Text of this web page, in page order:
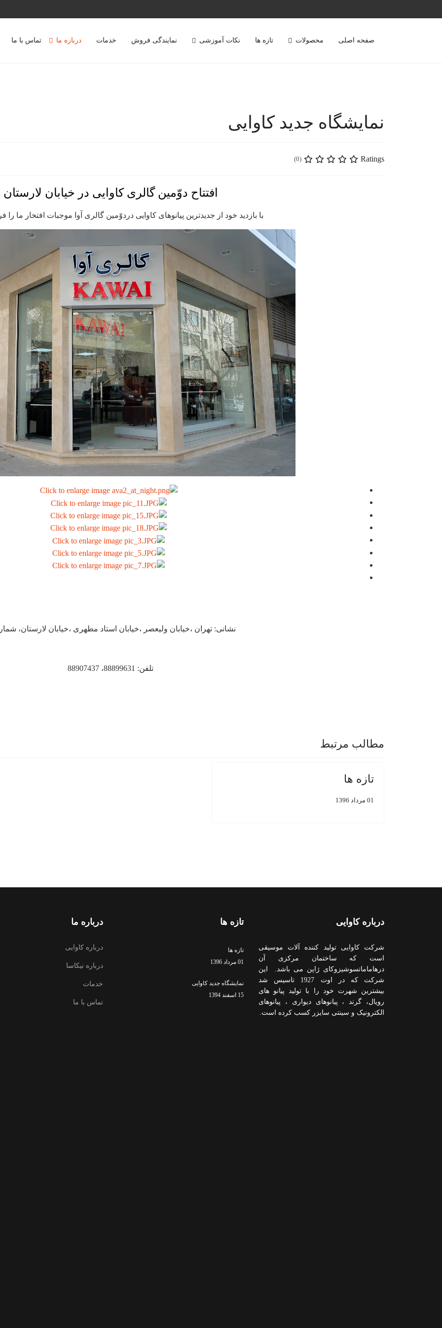
صفحه اصلی محصولات تازه ها نکات آموزشی نمایندگی فروش خدمات درباره ما تماس با ما
نمایشگاه جدید کاوایی
Ratings
(0)
افتتاح دوّمین گالری کاوایی در خیابان لارستان
با بازدید خود از جدیدترین پیانوهای کاوایی دردوّمین گالری آوا موجبات افتخار ما را
نشانی: تهران ،خیابان ولیعصر ،خیابان استاد مطهری ،خیابان لارستان، شماره
تلفن: 88899631، 88907437
مطالب مرتبط
تازه ها
01 مرداد 1396
درباره کاوایی
شرکت کاوایی تولید کننده آلات موسیقی
است که ساختمان مرکزی آن
درهاماماتسوشیزوکای ژاپن می باشد. این
شرکت که در اوت 1927 تاسیس شد
بیشترین شهرت خود را با تولید پیانو های
رویال، گرند ، پیانوهای دیواری ، پیانوهای
الکترونیک و سینتی سایزر کسب کرده است.
تازه ها
تازه ها
01 مرداد 1396
نمایشگاه جدید کاوایی
15 اسفند 1394
درباره ما
درباره کاوایی
درباره نیکاسا
خدمات
تماس با ما